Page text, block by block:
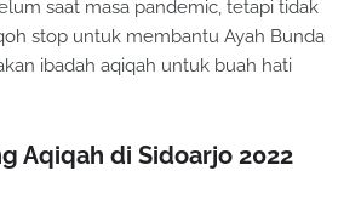
saat masa pandemic, tetapi tidak
stop untuk membantu Ayah Bunda
ibadah aqiqah untuk buah hati
Aqiqah di Sidoarjo 2022